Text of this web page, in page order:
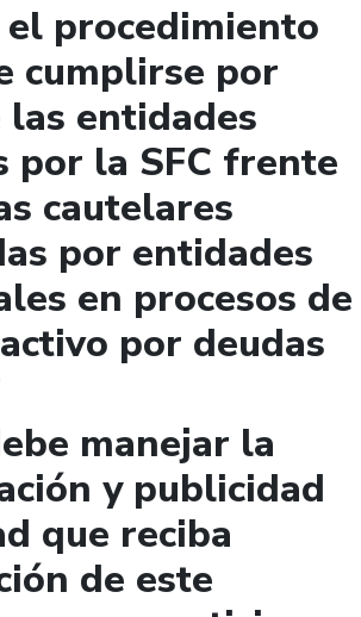
el procedimiento
cumplirse por
entidades
por la SFC frente
cautelares
por entidades
en procesos de
por deudas
manejar la
y publicidad
que reciba
de este